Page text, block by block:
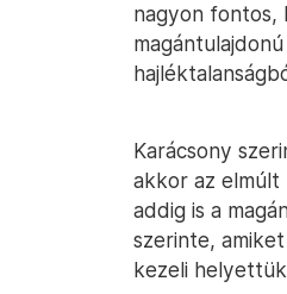
nagyon fontos,
Karácsony
akkor az elmúlt
addig is a
szerinte,
kezeli